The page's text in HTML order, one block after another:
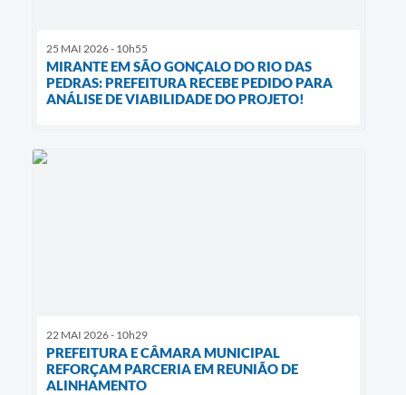
25 MAI 2026 - 10h55
MIRANTE EM SÃO GONÇALO DO RIO DAS
PEDRAS: PREFEITURA RECEBE PEDIDO PARA
ANÁLISE DE VIABILIDADE DO PROJETO!
22 MAI 2026 - 10h29
PREFEITURA E CÂMARA MUNICIPAL
REFORÇAM PARCERIA EM REUNIÃO DE
ALINHAMENTO